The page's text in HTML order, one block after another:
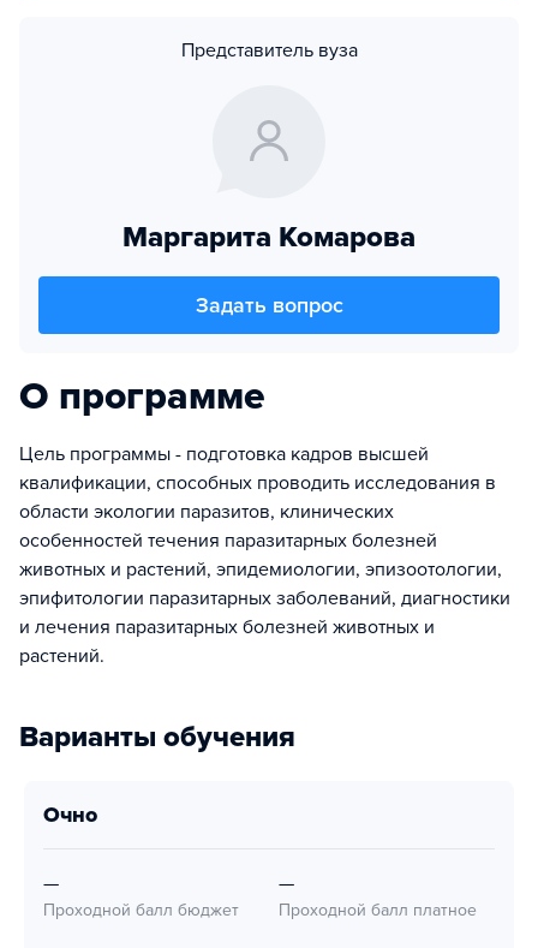
Представитель вуза
Маргарита Комарова
Задать вопрос
О программе
Цель программы - подготовка кадров высшей
квалификации, способных проводить исследования в
области экологии паразитов, клинических
особенностей течения паразитарных болезней
животных и растений, эпидемиологии, эпизоотологии,
эпифитологии паразитарных заболеваний, диагностики
и лечения паразитарных болезней животных и
растений.
Варианты обучения
очно
—
Проходной балл бюджет
—
Проходной балл платное